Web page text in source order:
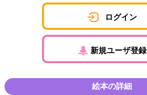
ログイン
新規ユーザ登録
絵本の詳細